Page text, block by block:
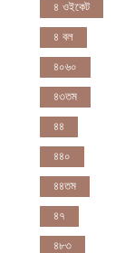
৪ ওইকেট
৪ বল
৪০৬০
৪৩তম
৪৪
৪৪০
৪৪তম
৪৭
৪৮৩